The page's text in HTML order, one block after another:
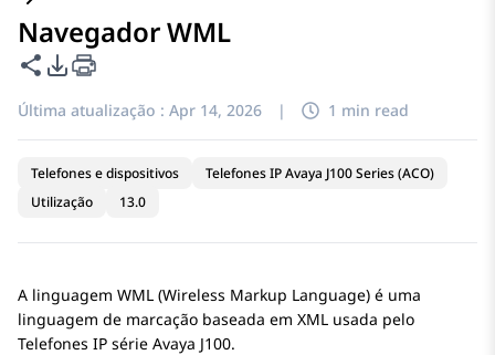
Navegador WML
Compartilhar esta página
Opções de exportação de PDF
Última atualização : Apr 14, 2026 | 1 min read
Telefones e dispositivos
Telefones IP Avaya J100 Series (ACO)
Utilização
13.0
A linguagem WML (Wireless Markup Language) é uma
linguagem de marcação baseada em XML usada pelo
Telefones IP série Avaya J100.